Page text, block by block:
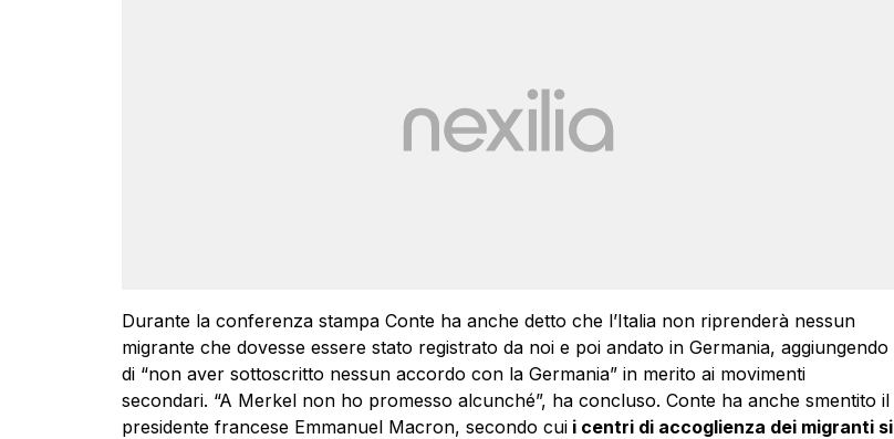
Durante la conferenza stampa Conte ha anche detto che l’Italia non riprenderà nessun
migrante che dovesse essere stato registrato da noi e poi andato in Germania, aggiungendo
di “non aver sottoscritto nessun accordo con la Germania” in merito ai movimenti
secondari. “A Merkel non ho promesso alcunché”, ha concluso. Conte ha anche smentito il
presidente francese Emmanuel Macron, secondo cuii centri di accoglienza dei migranti si